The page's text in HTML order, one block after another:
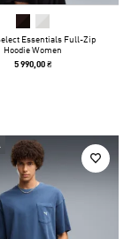
Essentials Full-Zip
Hoodie Women
5 990,00 ₴